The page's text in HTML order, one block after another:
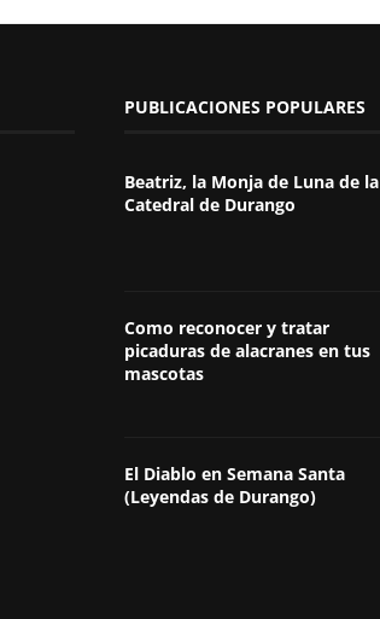
PUBLICACIONES POPULARES
Beatriz, la Monja de Luna de la
Catedral de Durango
Como reconocer y tratar
picaduras de alacranes en tus
mascotas
El Diablo en Semana Santa
(Leyendas de Durango)